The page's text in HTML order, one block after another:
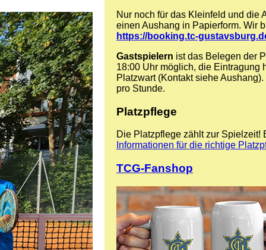
Nur noch für das Kleinfeld und die
einen Aushang in Papierform. Wir
https://booking.tc-
Gastspielern ist das Belegen der
18:00 Uhr möglich, die Eintragung
Platzwart (Kontakt siehe
pro Stunde.
Platzpflege
Die Platzpflege zählt zur
Informationen für die richtige
TCG-Fanshop